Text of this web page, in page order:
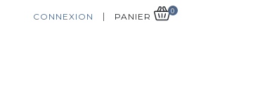
CONNEXION PANIER
0